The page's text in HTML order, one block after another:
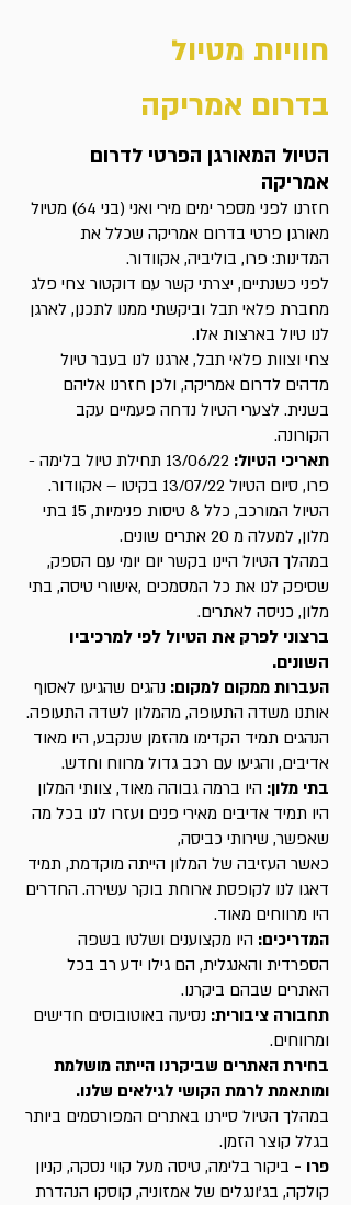
חוויות מטיול
בדרום אמריקה
הטיול המאורגן הפרטי לדרום
אמריקה
חזרנו לפני מספר ימים מירי ואני (בני 64) מטיול
מאורגן פרטי בדרום אמריקה שכלל את
המדינות: פרו, בוליביה, אקוודור.
לפני כשנתיים, יצרתי קשר עם דוקטור צחי פלג
מחברת פלאי תבל וביקשתי ממנו לתכנן, לארגן
לנו טיול בארצות אלו.
צחי וצוות פלאי תבל, ארגנו לנו בעבר טיול
מדהים לדרום אמריקה, ולכן חזרנו אליהם
בשנית. לצערי הטיול נדחה פעמיים עקב
הקורונה.
תאריכי הטיול:
13/06/22 תחילת טיול בלימה -
פרו, סיום הטיול 13/07/22 בקיטו – אקוודור.
הטיול המורכב, כלל 8 טיסות פנימיות, 15 בתי
מלון, למעלה מ 20 אתרים שונים.
במהלך הטיול היינו בקשר יום יומי עם הספק,
שסיפק לנו את כל המסמכים ,אישורי טיסה, בתי
מלון, כניסה לאתרים.
ברצוני לפרק את הטיול לפי למרכיביו
השונים.
העברות ממקום למקום: נהגים שהגיעו לאסוף
אותנו משדה התעופה, מהמלון לשדה התעופה.
הנהגים תמיד הקדימו מהזמן שנקבע, היו מאוד
אדיבים, והגיעו עם רכב גדול מרווח וחדש.
בתי מלון: היו ברמה גבוהה מאוד, צוותי המלון
היו תמיד אדיבים מאירי פנים ועזרו לנו בכל מה
שאפשר, שירותי כביסה,
כאשר העזיבה של המלון הייתה מוקדמת, תמיד
דאגו לנו לקופסת ארוחת בוקר עשירה. החדרים
היו מרווחים מאוד.
המדריכים: היו מקצוענים ושלטו בשפה
הספרדית והאנגלית, הם גילו ידע רב בכל
האתרים שבהם ביקרנו.
תחבורה ציבורית: נסיעה באוטובוסים חדישים
ומרווחים.
בחירת האתרים שביקרנו הייתה מושלמת
ומותאמת לרמת הקושי לגילאים שלנו.
במהלך הטיול סיירנו באתרים המפורסמים ביותר
בגלל קוצר הזמן.
פרו - ביקור בלימה, טיסה מעל קווי נסקה, קניון
קולקה, בג'ונגלים של אמזוניה, קוסקו הנהדרת